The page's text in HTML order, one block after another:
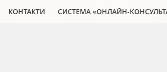
КОНТАКТИ СИСТЕМА «ОНЛАЙН-